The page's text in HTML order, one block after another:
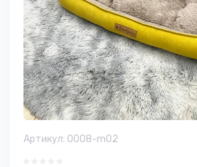
Артикул: 0008-m02